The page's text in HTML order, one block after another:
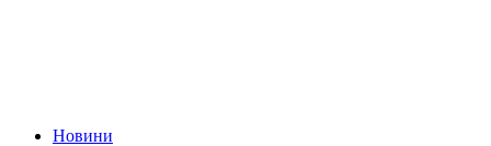
Новини